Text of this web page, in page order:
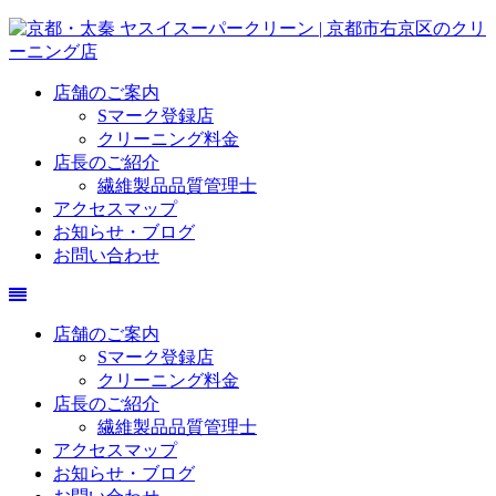
店舗のご案内
Sマーク登録店
クリーニング料金
店長のご紹介
繊維製品品質管理士
アクセスマップ
お知らせ・ブログ
お問い合わせ
店舗のご案内
Sマーク登録店
クリーニング料金
店長のご紹介
繊維製品品質管理士
アクセスマップ
お知らせ・ブログ